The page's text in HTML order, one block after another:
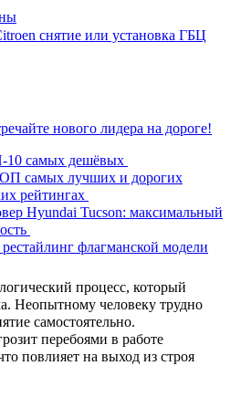
снятие или установка ГБЦ
нового лидера на дороге!
самых дешёвых
самых лучших и дорогих
рейтингах
Hyundai Tucson: максимальный
флагманской модели
процесс, который
Неопытному человеку трудно
самостоятельно.
перебоями в работе
повлияет на выход из строя